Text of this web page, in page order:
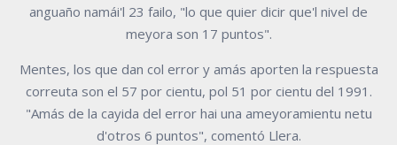
anguaño namái'l 23 failo, "lo que quier dicir que'l nivel de
meyora son 17 puntos".
Mentes, los que dan col error y amás aporten la respuesta
correuta son el 57 por cientu, pol 51 por cientu del 1991.
"Amás de la cayida del error hai una ameyoramientu netu
d'otros 6 puntos", comentó Llera.